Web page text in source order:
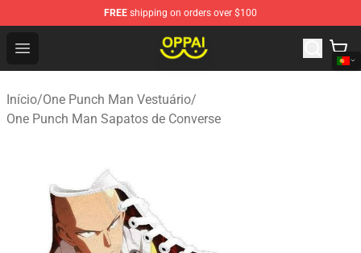
FREE shipping on orders over $100
Open menu
Oppai Store - Official Oppai Merchandise Shop
Início/One Punch Man Vestuário/
One Punch Man Sapatos de Converse